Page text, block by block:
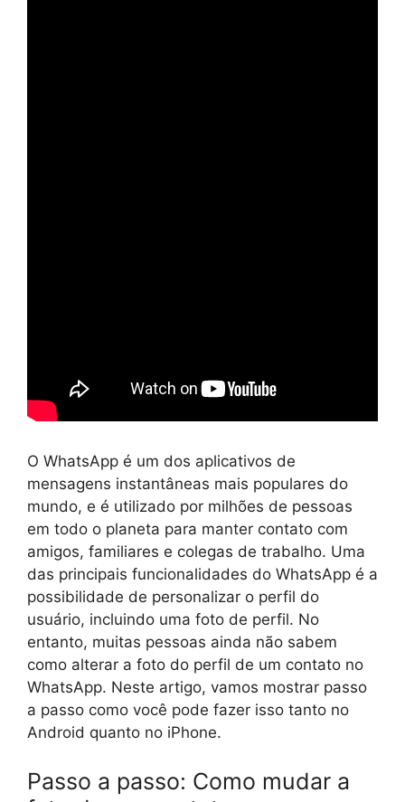
O WhatsApp é um dos aplicativos de
mensagens instantâneas mais populares do
mundo, e é utilizado por milhões de pessoas
em todo o planeta para manter contato com
amigos, familiares e colegas de trabalho. Uma
das principais funcionalidades do WhatsApp é a
possibilidade de personalizar o perfil do
usuário, incluindo uma foto de perfil. No
entanto, muitas pessoas ainda não sabem
como alterar a foto do perfil de um contato no
WhatsApp. Neste artigo, vamos mostrar passo
a passo como você pode fazer isso tanto no
Android quanto no iPhone.
Passo a passo: Como mudar a